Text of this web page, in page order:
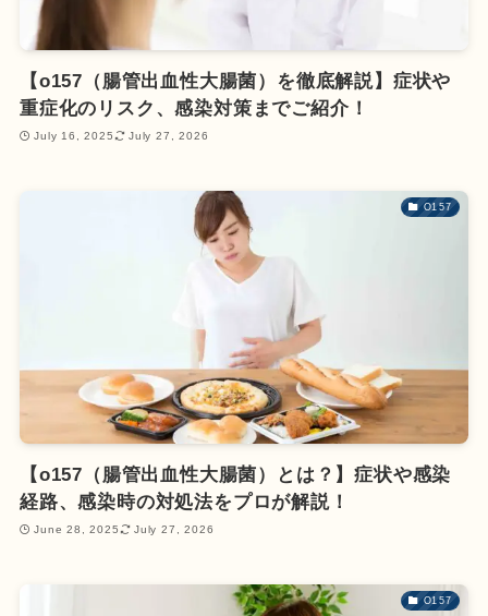
【o157（腸管出血性大腸菌）を徹底解説】症状や
重症化のリスク、感染対策までご紹介！
July 16, 2025 July 27, 2026
O157
【o157（腸管出血性大腸菌）とは？】症状や感染
経路、感染時の対処法をプロが解説！
June 28, 2025 July 27, 2026
O157